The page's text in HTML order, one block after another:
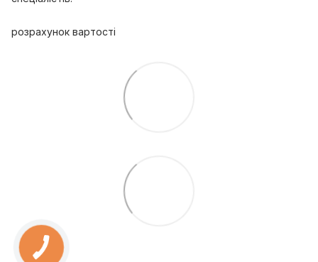
розрахунок вартості